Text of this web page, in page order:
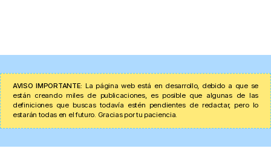
AVISO IMPORTANTE: La página web está en desarrollo, debido a que se
están creando miles de publicaciones, es posible que algunas de las
definiciones que buscas todavía estén pendientes de redactar, pero lo
estarán todas en el futuro. Gracias por tu paciencia.